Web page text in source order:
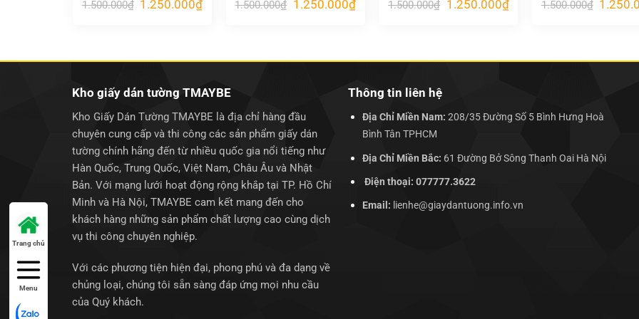
1.500.000₫ Giá
1.250.000₫Giá
1.500.000₫ Giá
1.250.000₫Giá
hiện
1.500.000₫ Giá
1.250.000₫Giá
hiện
1.500.000₫ Giá
Kho giấy dán tường TMAYBE
Kho Giấy Dán Tường TMAYBE là địa chỉ hàng đầu
chuyên cung cấp và thi công các sản phẩm giấy dán
tường chính hãng đến từ nhiều quốc gia nổi tiếng như
Hàn Quốc, Trung Quốc, Việt Nam, Châu Âu và Nhật
Bản. Với mạng lưới hoạt động rộng khắp tại TP. Hồ Chí
Minh và Hà Nội, TMAYBE cam kết mang đến cho
khách hàng những sản phẩm chất lượng cao cùng dịch
vụ thi công chuyên nghiệp.
Với các phương tiện hiện đại, phong phú và đa dạng về
chủng loại, chúng tôi sẵn sàng đáp ứng mọi nhu cầu
của Quý khách.
Thông tin liên hệ
Địa Chỉ Miền Nam: 208/35 Đường Số 5 Bình Hưng Hoà
Bình Tân TPHCM
Địa Chỉ Miền Bắc: 61 Đường Bở Sông Thanh Oai Hà Nội
Điện thoại: 077777.3622
Email: lienhe@giaydantuong.info.vn
Trang chủ
Menu